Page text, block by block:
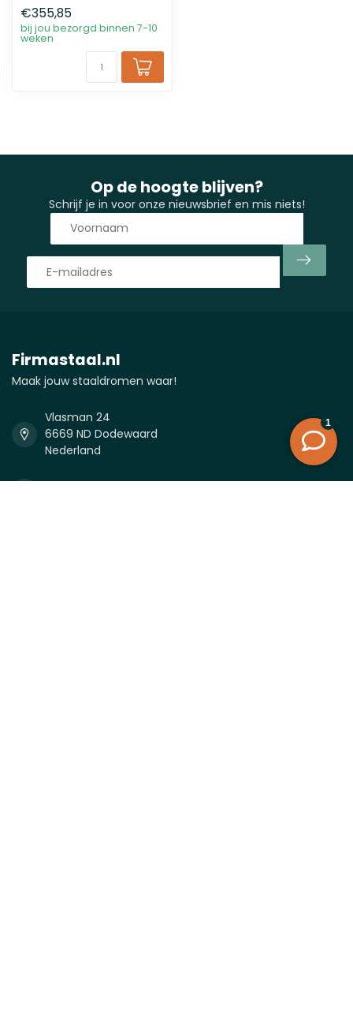
€355,85
bij jou bezorgd binnen 7-10
weken
Op de hoogte blijven?
Schrijf je in voor onze nieuwsbrief en mis niets!
Firmastaal.nl
Maak jouw staaldromen waar!
Vlasman 24
6669 ND Dodewaard
Nederland